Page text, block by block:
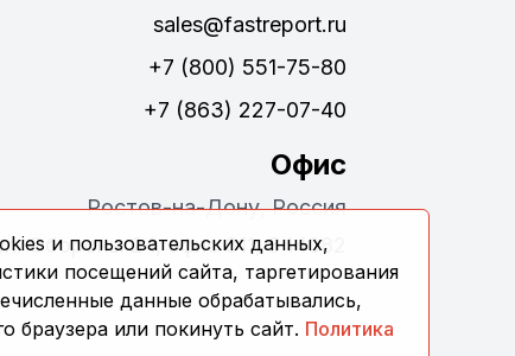
sales@fastreport.ru
+7 (800) 551-75-80
+7 (863) 227-07-40
Офис
Ростов-на-Дону, Россия
Обороны 24, офис 311, 344082
и пользовательских данных,
посещений сайта, таргетирования
данные обрабатывались,
браузера или покинуть сайт. Политика